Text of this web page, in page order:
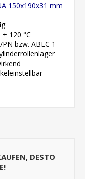
150x190x31 mm
120 °C
bzw. ABEC 1
DESTO